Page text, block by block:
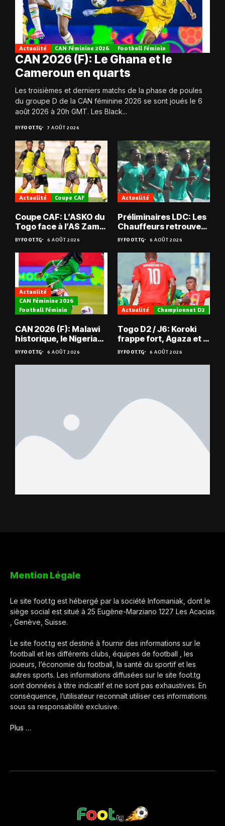
Actualité CAN Féminine 2026 Football Féminin
CAN 2026 (F): Le Ghana et le
Cameroun en quarts
Les troisièmes et derniers matchs de la phase de poules
du groupe D de la CAN féminine 2026 se sont joués le 6
août 2026 à 20h GMT. Les Black...
BYFOOT.TG 7 AOÛT 2026
Actualité Coupe CAF
Coupe CAF: L’ASKO du
Togo face à l’AS Zam
du Niger
BYFOOT.TG 6 AOÛT 2026
Actualité
Préliminaires LDC: Les
Chauffeurs retrouvent
les Mimos
BYFOOT.TG 6 AOÛT 2026
Actualité
CAN Féminine 2026
Football Féminin
CAN 2026 (F): Malawi
historique, le Nigeria
sauvé, la Zambie
éliminée
BYFOOT.TG 6 AOÛT 2026
Actualité Championnat D2
Togo D2 / J6: Koroki
frappe fort, Agaza et la
JCA assurent,
suspense avant Sara
FC – Doumbé FC
BYFOOT.TG 6 AOÛT 2026
Mention Légale
Le site foot.tg est hébergé par la société Infomaniak, dont le
siège social est situé à 25 Eugène-Marziano 1227 Les Acacias
, Genève, Suisse.
Le site foot.tg est destiné à fournir des informations sur le
football et les différents clubs, équipes de football , les
joueurs, l’économie du football, la santé du sportif et les
autres sports. Les informations diffusées sur le site foot.tg
sont données à titre indicatif et ne sont pas exhaustives. En
conséquence, l’utilisateur reconnaît utiliser ces informations
sous sa responsabilité exclusive.
Plus …